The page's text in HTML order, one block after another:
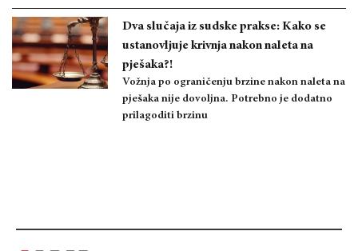
Dva slučaja iz sudske prakse: Kako se
ustanovljuje krivnja nakon naleta na
pješaka?!
Vožnja po ograničenju brzine nakon naleta na
pješaka nije dovoljna. Potrebno je dodatno
prilagoditi brzinu